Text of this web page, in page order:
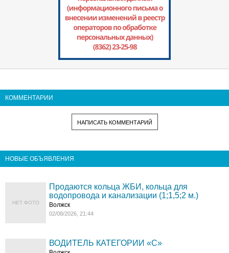
КОММЕНТАРИИ
НАПИСАТЬ КОММЕНТАРИЙ
НОВЫЕ ОБЪЯВЛЕНИЯ
НЕТ ФОТО
Продаются кольца ЖБИ, кольца для
водопровода и канализации (1;1,5;2 м.)
Волжск
02/08/2026, 21:44
ВОДИТЕЛЬ КАТЕГОРИИ «C»